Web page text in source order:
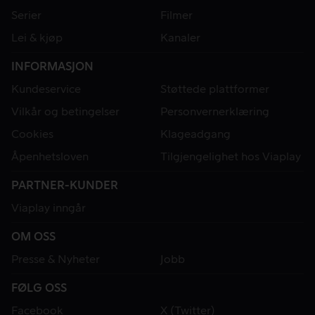
Serier
Filmer
Lei & kjøp
Kanaler
INFORMASJON
Kundeservice
Støttede plattformer
Vilkår og betingelser
Personvernerklæring
Cookies
Klageadgang
Åpenhetsloven
Tilgjengelighet hos Viaplay
PARTNER-KUNDER
Viaplay inngår
OM OSS
Presse & Nyheter
Jobb
FØLG OSS
Facebook
X (Twitter)